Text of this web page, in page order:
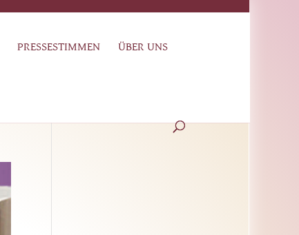
PRESSESTIMMEN ÜBER UNS